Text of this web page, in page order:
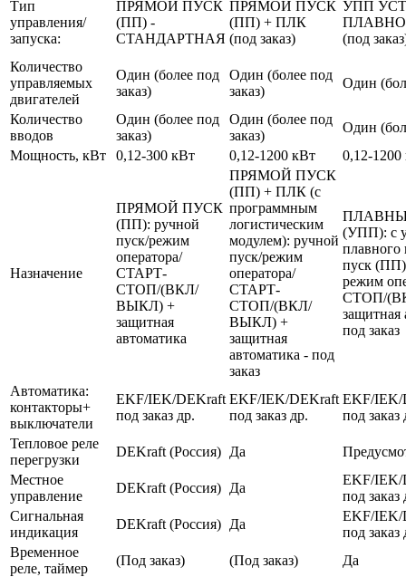
Тип
управления/
запуска:
ПРЯМОЙ ПУСК
(ПП) -
СТАНДАРТНАЯ
ПРЯМОЙ ПУСК
(ПП) + ПЛК
(под заказ)
УПП
(под
Количество
управляемых
двигателей
Один (более под
заказ)
Один (более под
заказ)
Один
Количество
вводов
Один (более под
заказ)
Один (более под
заказ)
Один
Мощность, кВт
0,12-300 кВт 0,12-1200 кВт 0,12-1200
Назначение
ПРЯМОЙ ПУСК
(ПП): ручной
пуск/режим
оператора/
СТАРТ-
СТОП/(ВКЛ/
ВЫКЛ) +
защитная
автоматика
ПРЯМОЙ ПУСК
(ПП) + ПЛК (с
программным
логистическим
модулем): ручной
пуск/режим
оператора/
СТАРТ-
СТОП/(ВКЛ/
ВЫКЛ) +
защитная
автоматика - под
заказ
(УПП): с
плавного
пуск
режим
СТОП/
защитная
под заказ
Автоматика:
контакторы+
выключатели
EKF/IEK/DEKraft
под заказ др.
EKF/IEK/DEKraft
под заказ др.
EKF/IEK/
под заказ
Тепловое реле
перегрузки
DEKraft (Россия) Да
Местное
управление
DEKraft (Россия) Да
EKF/IEK/
под заказ
Сигнальная
индикация
DEKraft (Россия) Да
EKF/IEK/
под заказ
Временное
реле, таймер
(Под заказ) (Под заказ)
Да